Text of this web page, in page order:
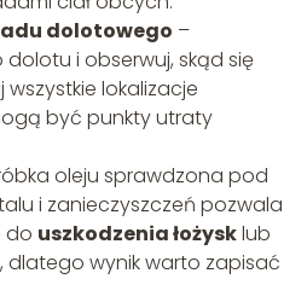
dolotowego –
i obserwuj, skąd się
lokalizacje
być punkty utraty
oleju sprawdzona pod
i zanieczyszczeń pozwala
do uszkodzenia łożysklub
dlatego wynik warto zapisać